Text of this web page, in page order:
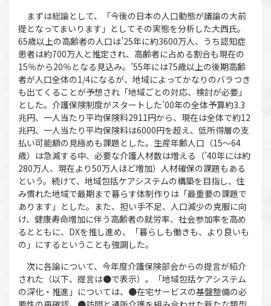
まずは総論として、「今後の日本の人口動態が議論の大前
提となってまいります」としてその実態を分析した大西氏。
65歳以上の高齢者の人口は’25年に約3600万人、うち認知症
患者は約700万人と推定され、高齢者に占める割合も現在の
15％から20％となる見込み。’55年には75歳以上の後期高齢
者が人口全体の1/4になるが、地域によってかなりのバラつき
も出てくることが予想され「地域ごとの対応、検討が必要」
とした。介護保険制度がスタートした’00年の全体予算約3.3
兆円、一人当たり平均保険料2911円から、現在は全体で約12
兆円、一人当たり平均保険料は6000円を超え、低所得層の支
払い可能額の見極めも課題とした。生産年齢人口（15〜64
歳）は急減する中、必要な介護人材数は増える（’40年には約
280万人、現在より50万人ほど増加）人材確保の課題もある
という。続けて、地域包括ケアシステムの構築を目指し、住
み慣れた地域で最期まで暮らす体制作りは「最重要の課題で
あります」とした。また、担い手不足、人口減少の克服に向
け、健康寿命増加に伴う高齢者の就労率、社会参加率を高め
るとともに、DXを推し進め、「暮らしも働きも、より良いも
の」にするということも強調した。
次に各論について、今年度介護保険部会からの提言が紹介
された（以下、提言は●で表示）。「地域包括ケアシステム
の深化・推進」については、●在宅サービスの基盤整備の必